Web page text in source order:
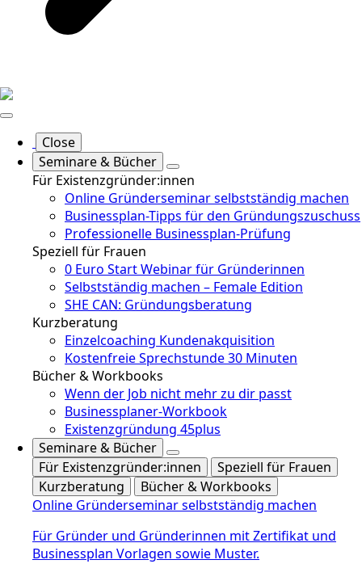
Close
Seminare & Bücher
Für Existenzgründer:innen
Online Gründerseminar selbstständig machen
Businessplan-Tipps für den Gründungszuschuss
Professionelle Businessplan-Prüfung
Speziell für Frauen
0 Euro Start Webinar für Gründerinnen
Selbstständig machen – Female Edition
SHE CAN: Gründungsberatung
Kurzberatung
Einzelcoaching Kundenakquisition
Kostenfreie Sprechstunde 30 Minuten
Bücher & Workbooks
Wenn der Job nicht mehr zu dir passt
Businessplaner-Workbook
Existenzgründung 45plus
Seminare & Bücher
Für Existenzgründer:innen
Speziell für Frauen
Kurzberatung
Bücher & Workbooks
Online Gründerseminar selbstständig machen
Für Gründer und Gründerinnen mit Zertifikat und
Businessplan Vorlagen sowie Muster.